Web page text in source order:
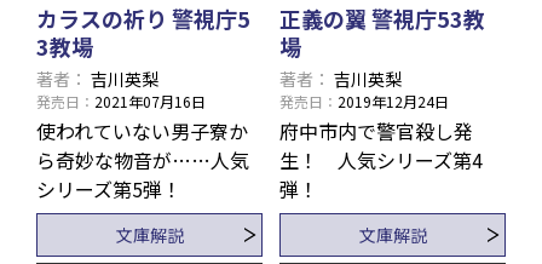
カラスの祈り 警視庁5
3教場
著者 吉川英梨
発売日 2021年07月16日
使われていない男子寮か
ら奇妙な物音が……人気
シリーズ第5弾！
文庫解説
正義の翼 警視庁53教
場
著者 吉川英梨
発売日 2019年12月24日
府中市内で警官殺し発
生！ 人気シリーズ第4
弾！
文庫解説